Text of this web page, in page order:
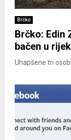
Brčko
Brčko: Edin
bačen u
Uhapšene tri